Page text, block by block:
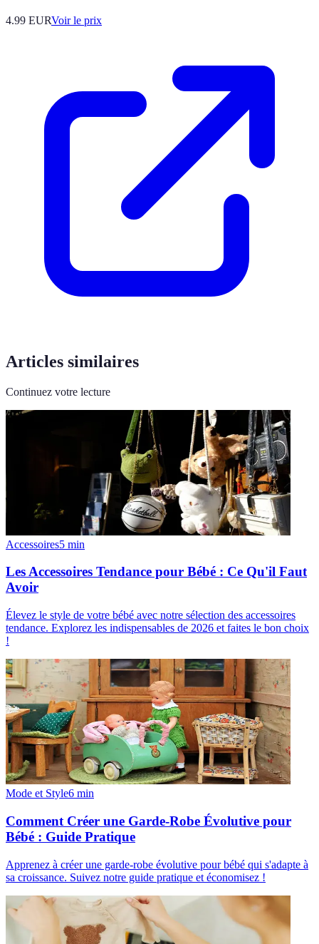
4.99 EURVoir le prix
Articles similaires
Continuez votre lecture
Accessoires5 min
Les Accessoires Tendance pour Bébé : Ce Qu'il Faut
Avoir
Élevez le style de votre bébé avec notre sélection des accessoires
tendance. Explorez les indispensables de 2026 et faites le bon choix
!
Mode et Style6 min
Comment Créer une Garde-Robe Évolutive pour
Bébé : Guide Pratique
Apprenez à créer une garde-robe évolutive pour bébé qui s'adapte à
sa croissance. Suivez notre guide pratique et économisez !